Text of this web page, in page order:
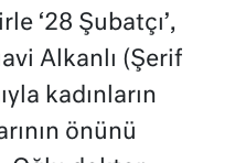
‘28 Şubatçı’,
Alkanlı (Şerif
kadınların
önünü